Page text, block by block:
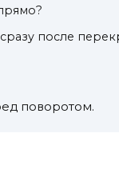
после
поворотом.